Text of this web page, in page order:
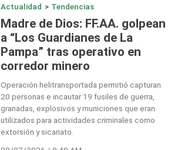
Actualidad > Tendencias
Madre de Dios: FF.AA. golpean
a “Los Guardianes de La
Pampa” tras operativo en
corredor minero
Operación helitransportada permitió capturan
20 personas e incautar 19 fusiles de guerra,
granadas, explosivos y municiones que eran
utilizados para actividades criminales como
extorsión y sicariato.